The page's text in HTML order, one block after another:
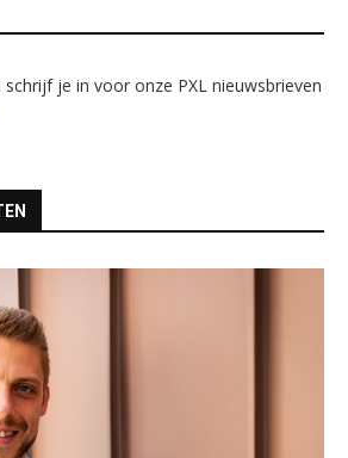
je in voor onze PXL nieuwsbrieven